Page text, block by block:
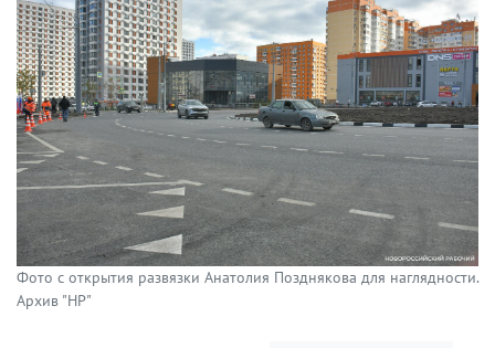
Фото с открытия развязки Анатолия Позднякова для наглядности.
Архив "НР"